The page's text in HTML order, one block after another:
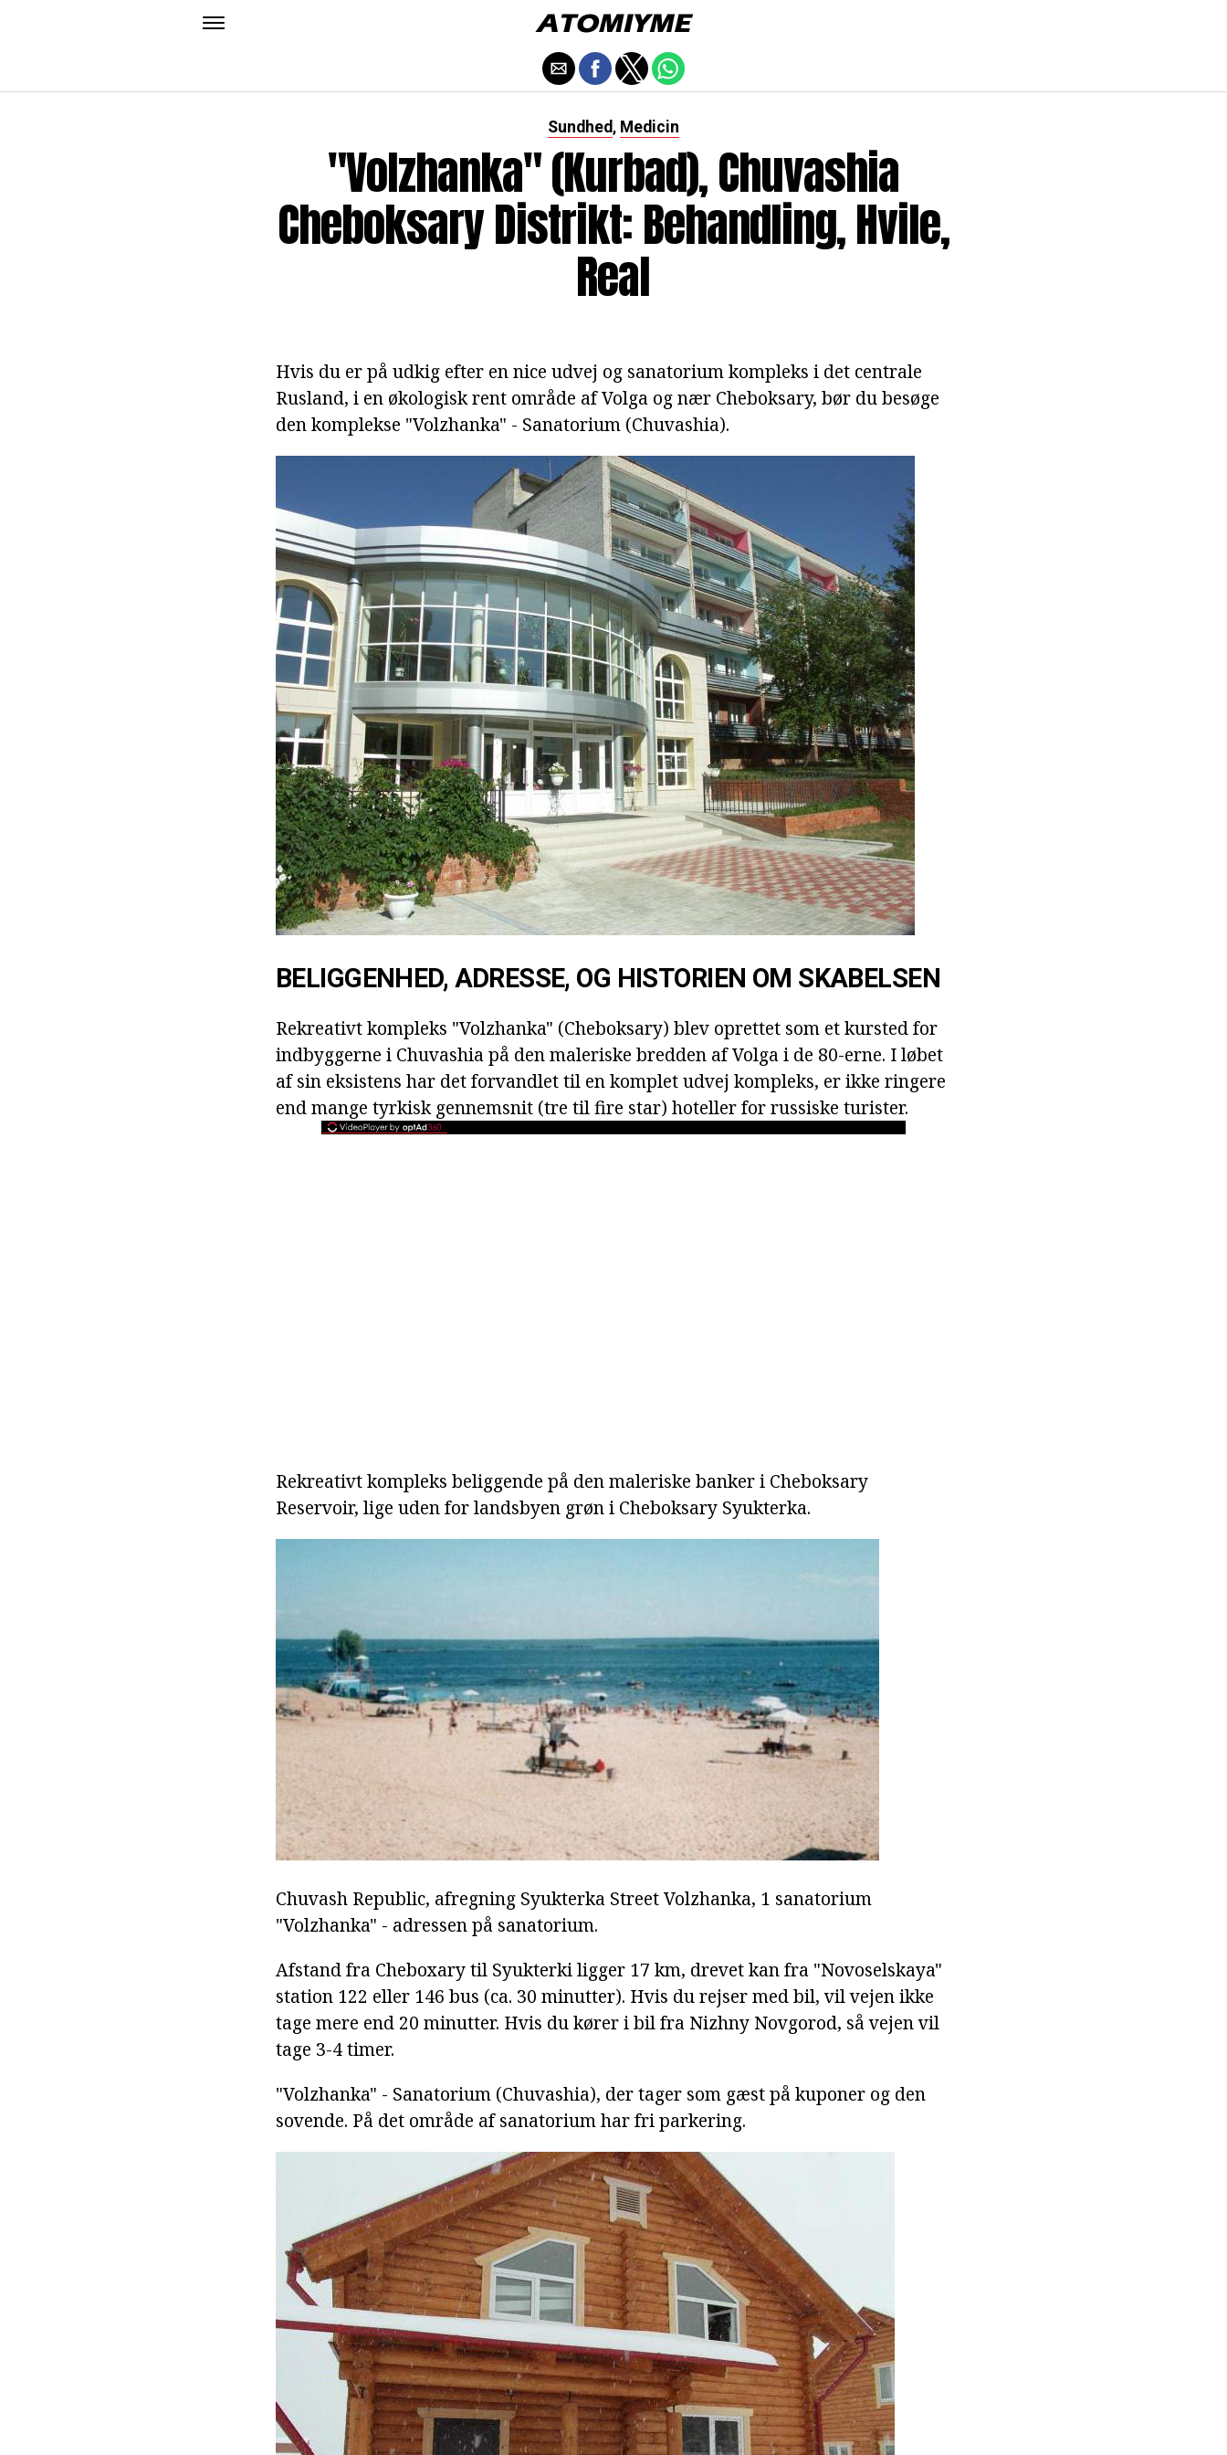
Sundhed, Medicin
"Volzhanka" (kurbad), Chuvashia
Cheboksary Distrikt: Behandling, Hvile,
Real
Hvis du er på udkig efter en nice udvej og sanatorium kompleks i det centrale
Rusland, i en økologisk rent område af Volga og nær Cheboksary, bør du besøge
den komplekse "Volzhanka" - Sanatorium (Chuvashia).
BELIGGENHED, ADRESSE, OG HISTORIEN OM SKABELSEN
Rekreativt kompleks "Volzhanka" (Cheboksary) blev oprettet som et kursted for
indbyggerne i Chuvashia på den maleriske bredden af Volga i de 80-erne. I løbet
af sin eksistens har det forvandlet til en komplet udvej kompleks, er ikke ringere
end mange tyrkisk gennemsnit (tre til fire star) hoteller for russiske turister.
Rekreativt kompleks beliggende på den maleriske banker i Cheboksary
Reservoir, lige uden for landsbyen grøn i Cheboksary Syukterka.
Chuvash Republic, afregning Syukterka Street Volzhanka, 1 sanatorium
"Volzhanka" - adressen på sanatorium.
Afstand fra Cheboxary til Syukterki ligger 17 km, drevet kan fra "Novoselskaya"
station 122 eller 146 bus (ca. 30 minutter). Hvis du rejser med bil, vil vejen ikke
tage mere end 20 minutter. Hvis du kører i bil fra Nizhny Novgorod, så vejen vil
tage 3-4 timer.
"Volzhanka" - Sanatorium (Chuvashia), der tager som gæst på kuponer og den
sovende. På det område af sanatorium har fri parkering.